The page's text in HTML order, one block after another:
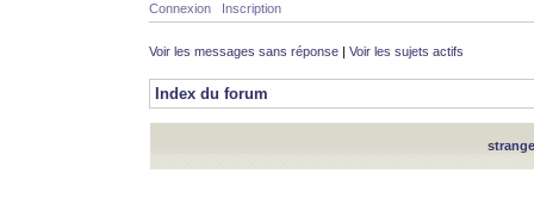
Connexion Inscription
Voir les messages sans réponse | Voir les sujets actifs
Index du forum